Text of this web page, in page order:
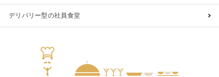
デリバリー型の社員食堂